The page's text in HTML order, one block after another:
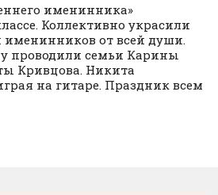
именинника»
Коллективно украсили
именинников от всей души.
проводили семьи Карины
Кривцова. Никита
на гитаре. Праздник всем